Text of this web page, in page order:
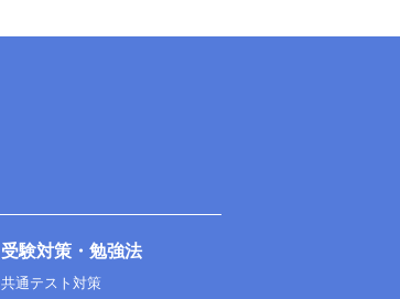
受験対策・勉強法
共通テスト対策